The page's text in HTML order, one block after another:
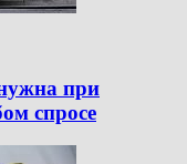
при
спросе